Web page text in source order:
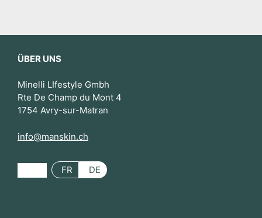
ÜBER UNS
Minelli LIfestyle Gmbh
Rte De Champ du Mont 4
1754 Avry-sur-Matran
info@manskin.ch
FR DE